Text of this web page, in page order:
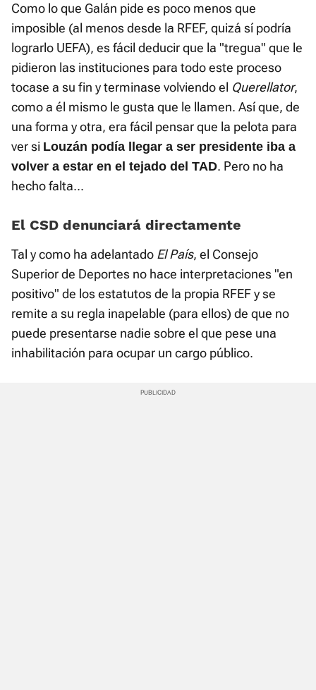
Como lo que Galán pide es poco menos que
imposible (al menos desde la RFEF, quizá sí podría
lograrlo UEFA), es fácil deducir que la "tregua" que le
pidieron las instituciones para todo este proceso
tocase a su fin y terminase volviendo el Querellator,
como a él mismo le gusta que le llamen. Así que, de
una forma y otra, era fácil pensar que la pelota para
ver si Louzán podía llegar a ser presidente iba a
volver a estar en el tejado del TAD. Pero no ha
hecho falta...
El CSD denunciará directamente
Tal y como ha adelantado El País, el Consejo
Superior de Deportes no hace interpretaciones "en
positivo" de los estatutos de la propia RFEF y se
remite a su regla inapelable (para ellos) de que no
puede presentarse nadie sobre el que pese una
inhabilitación para ocupar un cargo público.